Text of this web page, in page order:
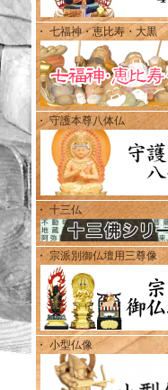
・ 七福神・恵比寿・大黒
・ 守護本尊八体仏
・ 十三仏
・ 宗派別御仏壇用三尊像
・ 小型仏像